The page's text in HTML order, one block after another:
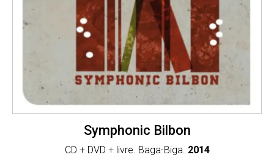
Symphonic Bilbon
CD + DVD + livre. Baga-Biga. 2014